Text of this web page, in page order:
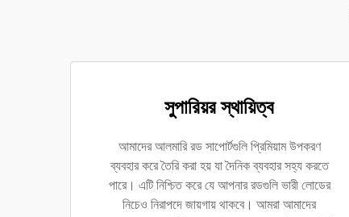
সুপারিয়র স্থায়িত্ব
আমাদের আলমারি রড সাপোর্টগুলি প্রিমিয়াম উপকরণ
ব্যবহার করে তৈরি করা হয় যা দৈনিক ব্যবহার সহ্য করতে
পারে। এটি নিশ্চিত করে যে আপনার রডগুলি ভারী লোডের
নিচেও নিরাপদে জায়গায় থাকবে। আমরা আমাদের